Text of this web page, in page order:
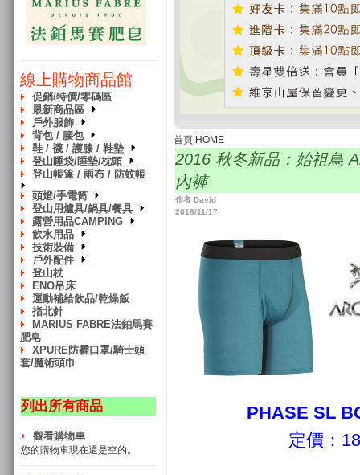
線上購物商品館
促銷/特價/零碼區
最新商品區
戶外服飾
背包 / 腰包
鞋 / 襪 / 護膝 / 鞋墊
登山睡袋/睡墊/枕頭
登山帳篷 / 雨布 / 防蚊帳
頭燈/手電筒
登山用爐具/鍋具/餐具
露營用品CAMPING
飲水用品
技術裝備
戶外配件
登山杖
ENO吊床
運動補給飲品/乾燥飯
指北針
MARIUS FABRE法鉑馬賽
肥皂
XPURE防霾口罩/騎士頭
套/魔術頭巾
列出所有商品
觀看購物車
您的購物車現在還是空的。
首頁 HOME
2016 秋冬新品：始祖鳥
內褲
作者 David
2016/11/17
PHASE SL
定價：